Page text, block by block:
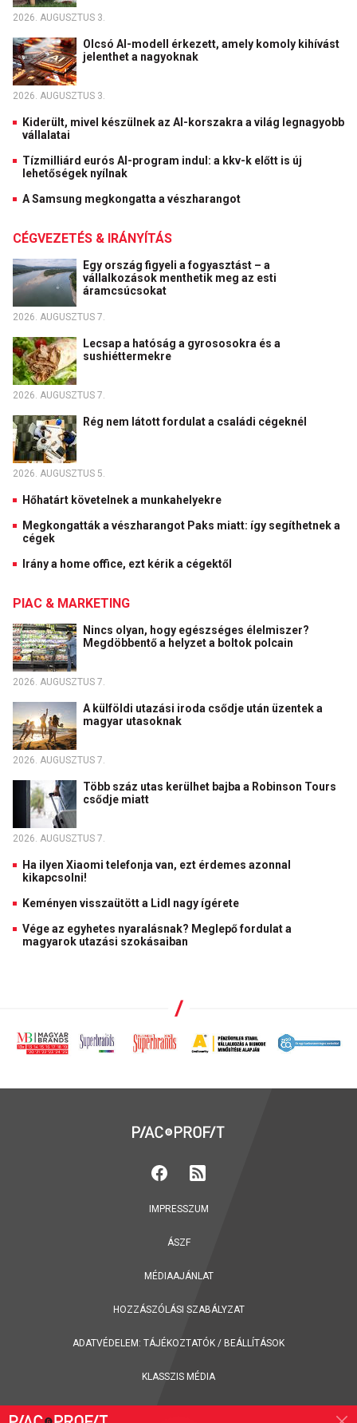
2026. AUGUSZTUS 3.
Olcsó AI-modell érkezett, amely komoly kihívást
jelenthet a nagyoknak
2026. AUGUSZTUS 3.
Kiderült, mivel készülnek az AI-korszakra a világ legnagyobb
vállalatai
Tízmilliárd eurós AI-program indul: a kkv-k előtt is új
lehetőségek nyílnak
A Samsung megkongatta a vészharangot
CÉGVEZETÉS & IRÁNYÍTÁS
Egy ország figyeli a fogyasztást – a
vállalkozások menthetik meg az esti
áramcsúcsokat
2026. AUGUSZTUS 7.
Lecsap a hatóság a gyrososokra és a
sushiéttermekre
2026. AUGUSZTUS 7.
Rég nem látott fordulat a családi cégeknél
2026. AUGUSZTUS 5.
Hőhatárt követelnek a munkahelyekre
Megkongatták a vészharangot Paks miatt: így segíthetnek a
cégek
Irány a home office, ezt kérik a cégektől
PIAC & MARKETING
Nincs olyan, hogy egészséges élelmiszer?
Megdöbbentő a helyzet a boltok polcain
2026. AUGUSZTUS 7.
A külföldi utazási iroda csődje után üzentek a
magyar utasoknak
2026. AUGUSZTUS 7.
Több száz utas kerülhet bajba a Robinson Tours
csődje miatt
2026. AUGUSZTUS 7.
Ha ilyen Xiaomi telefonja van, ezt érdemes azonnal
kikapcsolni!
Keményen visszaütött a Lidl nagy ígérete
Vége az egyhetes nyaralásnak? Meglepő fordulat a
magyarok utazási szokásaiban
IMPRESSZUM
ÁSZF
MÉDIAAJÁNLAT
HOZZÁSZÓLÁSI SZABÁLYZAT
ADATVÉDELEM: TÁJÉKOZTATÓK / BEÁLLÍTÁSOK
KLASSZIS MÉDIA